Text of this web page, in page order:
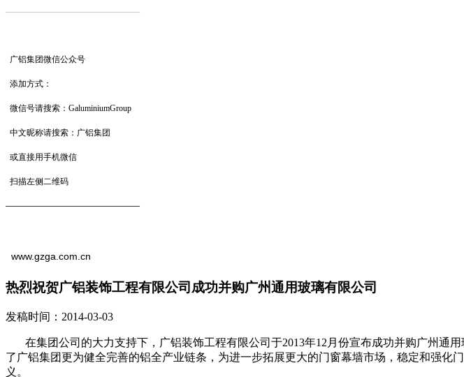
————————————
广铝集团微信公众号
添加方式：
微信号请搜索：GaluminiumGroup
中文昵称请搜索：广铝集团
或直接用手机微信
扫描左侧二维码
————————————
www.gzga.com.cn
热烈祝贺广铝装饰工程有限公司成功并购广州通用玻璃有限公司
发稿时间：2014-03-03
在集团公司的大力支持下，广铝装饰工程有限公司于2013年12月份宣布成功并购广州通
了广铝集团更为健全完善的铝全产业链条，为进一步拓展更大的门窗幕墙市场，稳定和强
义。